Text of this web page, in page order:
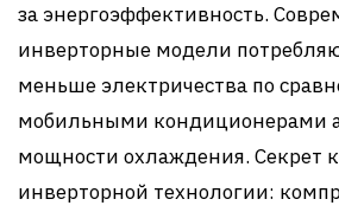
за энергоэффективность.
инверторные модели
меньше электричества по
мобильными кондиционерами
мощности охлаждения. Секрет
инверторной технологии: